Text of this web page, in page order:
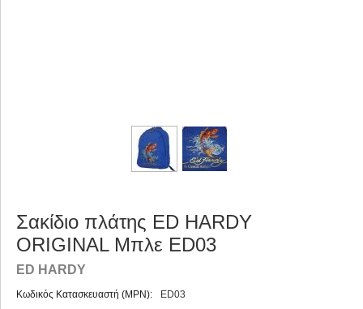
Σακίδιο πλάτης ED HARDY
ORIGINAL Μπλε ED03
ED HARDY
Κωδικός Κατασκευαστή (MPN):
ED03